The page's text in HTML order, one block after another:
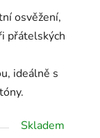
osvěžení,
přátelských
ideálně s
tóny.
Skladem